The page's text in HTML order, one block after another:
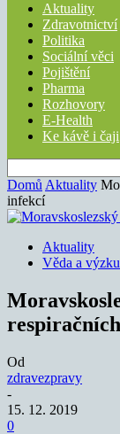
Aktuality
Zdravotnictví
Politika
Sociální věci
Pojištění
Pharma
Rozhovory
E-Health
Ke kávě i čaji
Domů Aktuality
infekcí
Aktuality
Věda a
Od
zdravezpravy
-
15. 12. 2019
0